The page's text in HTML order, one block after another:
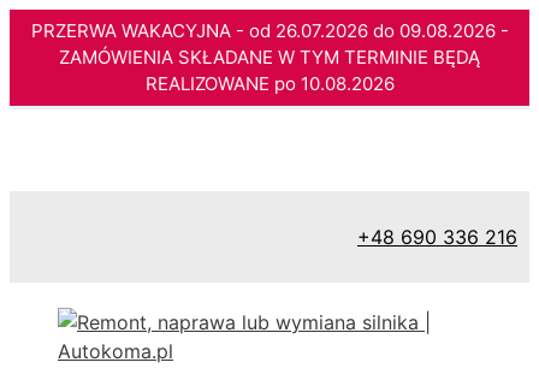
PRZERWA WAKACYJNA - od 26.07.2026 do 09.08.2026 -
ZAMÓWIENIA SKŁADANE W TYM TERMINIE BĘDĄ
REALIZOWANE po 10.08.2026
+48 690 336 216